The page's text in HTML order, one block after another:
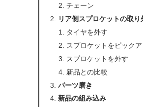
チェーン
リア側スプロケットの取り
タイヤを外す
スプロケットをピック
スプロケットを外す
新品との比較
パーツ磨き
新品の組み込み